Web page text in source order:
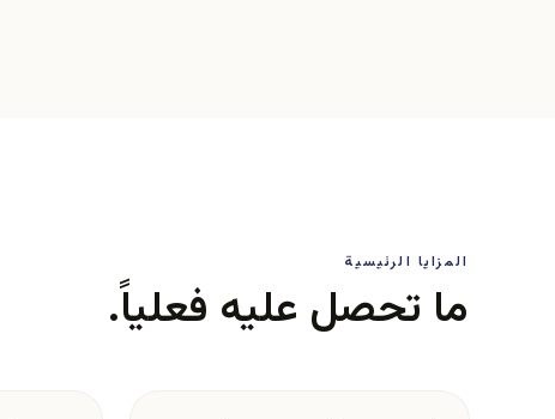
المزايا الرئيسية
ما تحصل عليه فعلياً.